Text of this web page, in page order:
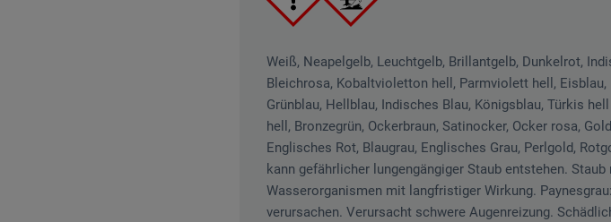
Weiß, Neapelgelb, Leuchtgelb, Brillantgelb, Dunkelrot,
Bleichrosa, Kobaltvioletton hell, Parmviolett hell,
Grünblau, Hellblau, Indisches Blau, Königsblau, Türkis
hell, Bronzegrün, Ockerbraun, Satinocker, Ocker rosa,
Englisches Rot, Blaugrau, Englisches Grau, Perlgold,
kann gefährlicher lungengängiger Staub entstehen.
Wasserorganismen mit langfristiger Wirkung.
verursachen. Verursacht schwere Augenreizung.